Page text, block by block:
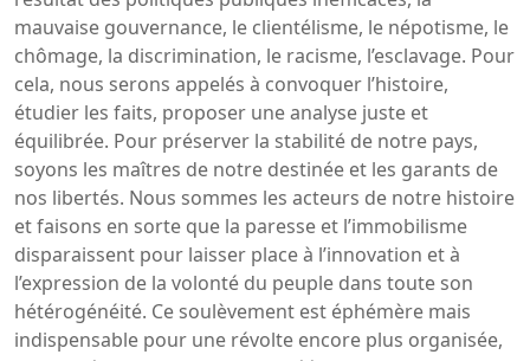
mauvaise gouvernance, le clientélisme, le népotisme, le
chômage, la discrimination, le racisme, l’esclavage. Pour
cela, nous serons appelés à convoquer l’histoire,
étudier les faits, proposer une analyse juste et
équilibrée. Pour préserver la stabilité de notre pays,
soyons les maîtres de notre destinée et les garants de
nos libertés. Nous sommes les acteurs de notre histoire
et faisons en sorte que la paresse et l’immobilisme
disparaissent pour laisser place à l’innovation et à
l’expression de la volonté du peuple dans toute son
hétérogénéité. Ce soulèvement est éphémère mais
indispensable pour une révolte encore plus organisée,